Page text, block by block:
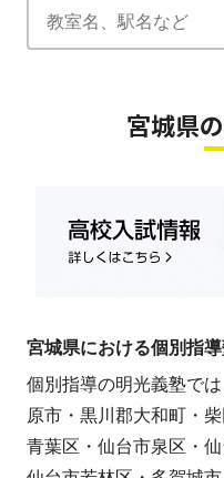
宮城県
宮城県における個別指
個別指導の明光義塾で
原市・黒川郡大和町・
青葉区・仙台市泉区・